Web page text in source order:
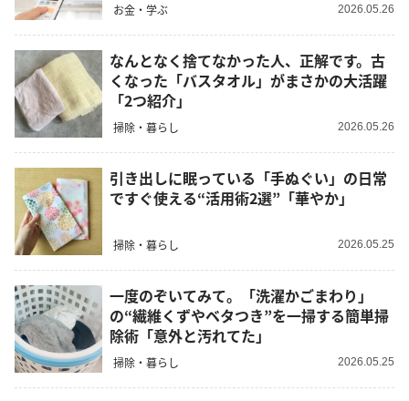
お金・学ぶ 2026.05.26
なんとなく捨てなかった人、正解です。古
くなった「バスタオル」がまさかの大活躍
「2つ紹介」
掃除・暮らし 2026.05.26
引き出しに眠っている「手ぬぐい」の日常
ですぐ使える“活用術2選”「華やか」
掃除・暮らし 2026.05.25
一度のぞいてみて。「洗濯かごまわり」
の“繊維くずやベタつき”を一掃する簡単掃
除術「意外と汚れてた」
掃除・暮らし 2026.05.25